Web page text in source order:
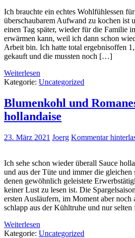
Ich brauchte ein echtes Wohlfühlessen
überschaubarem Aufwand zu kochen ist
einen Tag später, wieder für die Familie
erwärmen kann, weil ich dann schon
Arbeit bin. Ich hatte total ergebnisoffen
gekauft und die mussten noch […]
Weiterlesen
Kategorie: Uncategorized
Blumenkohl und
hollandaise
23. März 2021 Joerg Kommentar
Ich sehe schon wieder überall Sauce
und aus der Tüte und immer die gleichen
denen gewöhnlich geleistete
keiner Lust zu lesen ist. Die
ersten Ausläufern, im Moment aber noch
schlapp aus der Kühltruhe und nur
Weiterlesen
Kategorie: Uncategorized